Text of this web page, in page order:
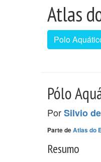
Atlas
Polo
Pólo
PorSilvio
Parte deAtlas do
Resumo